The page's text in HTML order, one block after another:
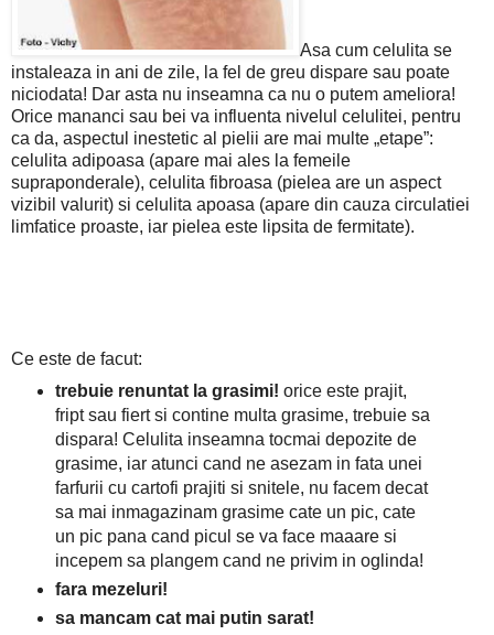
Asa cum celulita se
instaleaza in ani de zile, la fel de greu dispare sau poate
niciodata! Dar asta nu inseamna ca nu o putem ameliora!
Orice mananci sau bei va influenta nivelul celulitei, pentru
ca da, aspectul inestetic al pielii are mai multe „etape”:
celulita adipoasa (apare mai ales la femeile
supraponderale), celulita fibroasa (pielea are un aspect
vizibil valurit) si celulita apoasa (apare din cauza circulatiei
limfatice proaste, iar pielea este lipsita de fermitate).
Ce este de facut:
trebuie renuntat la grasimi! orice este prajit,
fript sau fiert si contine multa grasime, trebuie sa
dispara! Celulita inseamna tocmai depozite de
grasime, iar atunci cand ne asezam in fata unei
farfurii cu cartofi prajiti si snitele, nu facem decat
sa mai inmagazinam grasime cate un pic, cate
un pic pana cand picul se va face maaare si
incepem sa plangem cand ne privim in oglinda!
fara mezeluri!
sa mancam cat mai putin sarat!